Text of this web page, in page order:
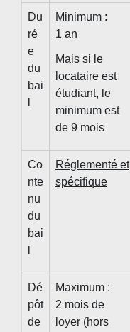
Du
ré
e
du
bai
Minimum :
1 an
Mais si le
locataire est
étudiant, le
minimum est
de 9 mois
Co
nte
nu
du
bai
Réglementé et
spécifique
Dé
pôt
de
Maximum :
2 mois de
loyer (hors